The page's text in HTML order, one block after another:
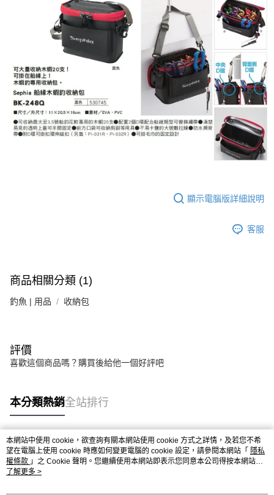
顯示電腦版詳細說明
客服
商品相關分類 (1)
釣魚 | 用品 收納包
評價
喜歡這個商品嗎？購買後給他一個好評吧
本分類熱銷全站排行
熱門標籤
本網站中使用 cookie，欲查詢有關本網站使用 cookie 方式之詳情，及若您不希
望在電腦上使用 cookie 時應如何變更電腦的 cookie 設定，請參閱本網站「 隱私
權條款 」之 Cookie 聲明。您繼續使用本網站即表示您同意本公司得按本網站使
用條款之 Cookie 聲明使用 cookie。
了解更多 >